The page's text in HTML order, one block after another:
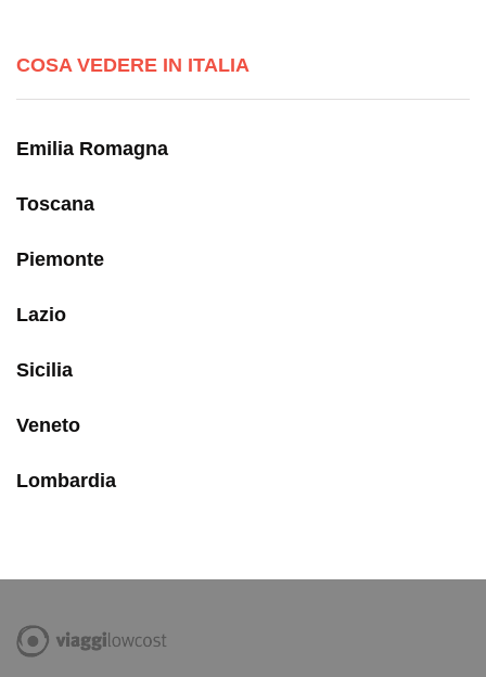
COSA VEDERE IN ITALIA
Emilia Romagna
Toscana
Piemonte
Lazio
Sicilia
Veneto
Lombardia